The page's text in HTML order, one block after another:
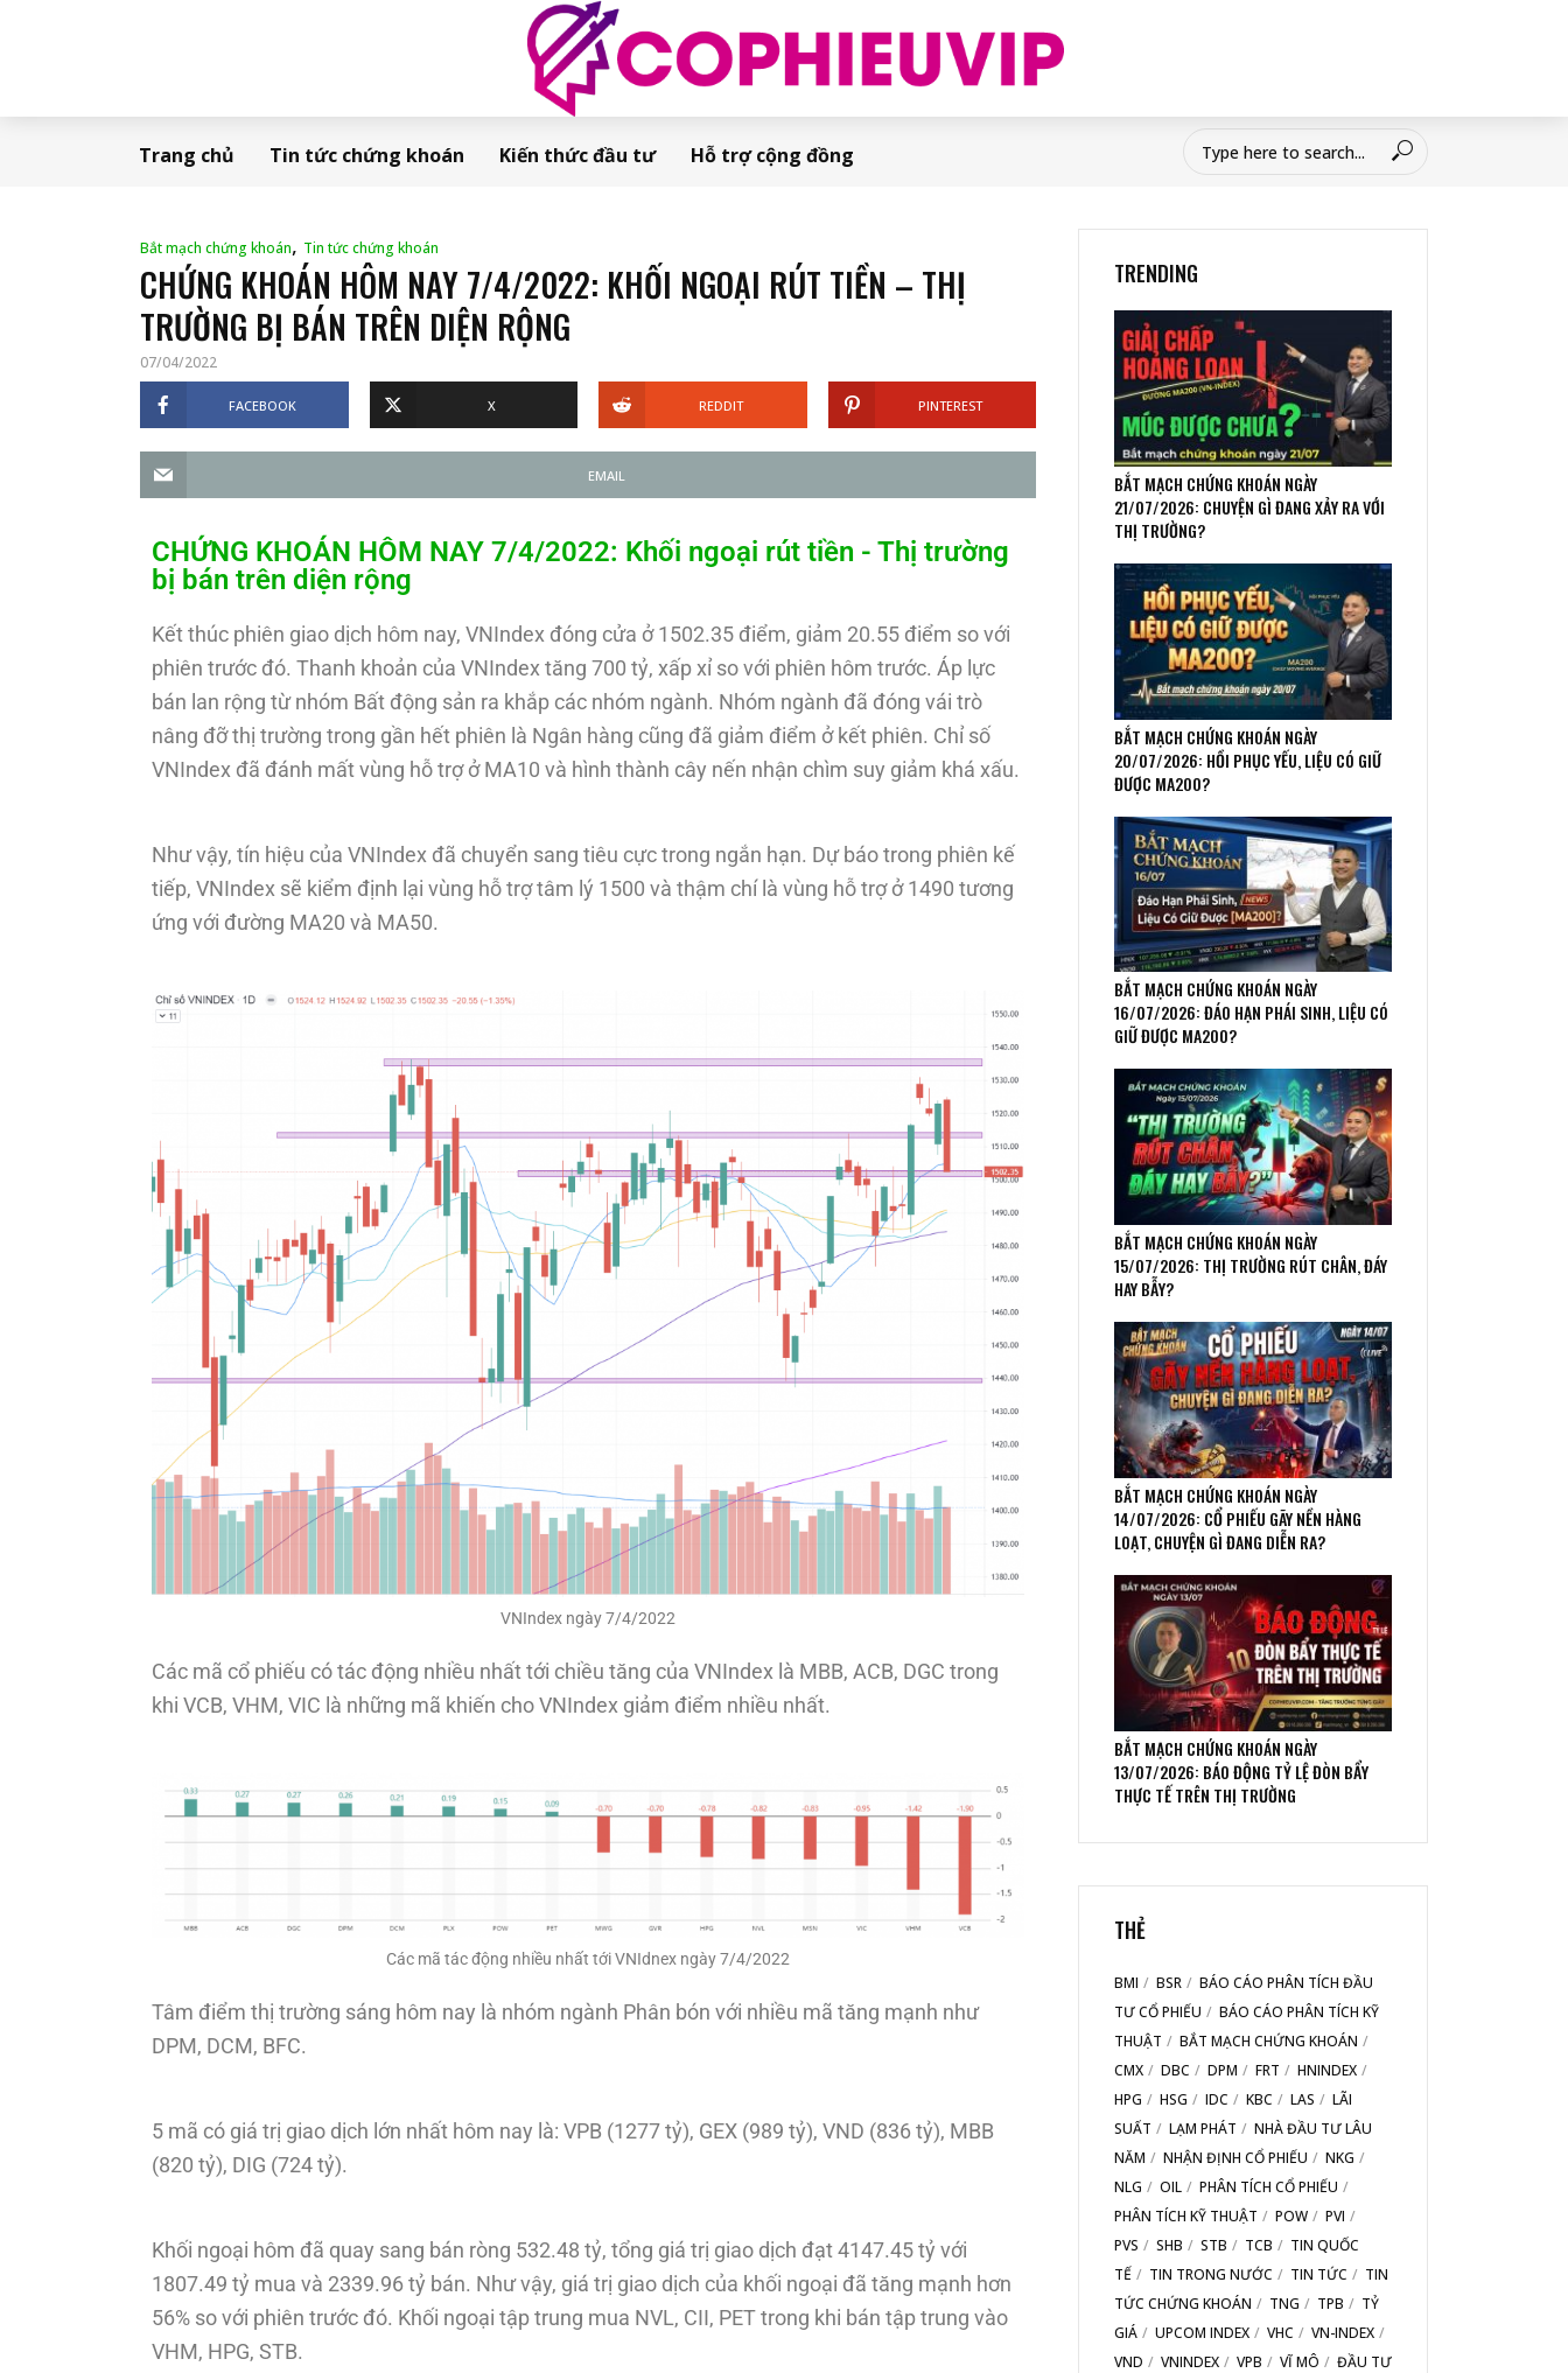
Trang chủ Tin tức chứng khoán Kiến thức đầu tư Hỗ trợ cộng đồng
Bắt mạch chứng khoán, Tin tức chứng khoán
CHỨNG KHOÁN HÔM NAY 7/4/2022: KHỐI NGOẠI RÚT TIỀN – THỊ
TRƯỜNG BỊ BÁN TRÊN DIỆN RỘNG
07/04/2022
FACEBOOK X REDDIT PINTEREST
EMAIL
CHỨNG KHOÁN HÔM NAY 7/4/2022: Khối ngoại rút tiền - Thị trường
bị bán trên diện rộng
Kết thúc phiên giao dịch hôm nay, VNIndex đóng cửa ở 1502.35 điểm, giảm 20.55 điểm so với
phiên trước đó. Thanh khoản của VNIndex tăng 700 tỷ, xấp xỉ so với phiên hôm trước. Áp lực
bán lan rộng từ nhóm Bất động sản ra khắp các nhóm ngành. Nhóm ngành đã đóng vái trò
nâng đỡ thị trường trong gần hết phiên là Ngân hàng cũng đã giảm điểm ở kết phiên. Chỉ số
VNIndex đã đánh mất vùng hỗ trợ ở MA10 và hình thành cây nến nhận chìm suy giảm khá xấu.
Như vậy, tín hiệu của VNIndex đã chuyển sang tiêu cực trong ngắn hạn. Dự báo trong phiên kế
tiếp, VNIndex sẽ kiểm định lại vùng hỗ trợ tâm lý 1500 và thậm chí là vùng hỗ trợ ở 1490 tương
ứng với đường MA20 và MA50.
VNIndex ngày 7/4/2022
Các mã cổ phiếu có tác động nhiều nhất tới chiều tăng của VNIndex là MBB, ACB, DGC trong
khi VCB, VHM, VIC là những mã khiến cho VNIndex giảm điểm nhiều nhất.
Các mã tác động nhiều nhất tới VNIdnex ngày 7/4/2022
Tâm điểm thị trường sáng hôm nay là nhóm ngành Phân bón với nhiều mã tăng mạnh như
DPM, DCM, BFC.
5 mã có giá trị giao dịch lớn nhất hôm nay là: VPB (1277 tỷ), GEX (989 tỷ), VND (836 tỷ), MBB
(820 tỷ), DIG (724 tỷ).
Khối ngoại hôm đã quay sang bán ròng 532.48 tỷ, tổng giá trị giao dịch đạt 4147.45 tỷ với
1807.49 tỷ mua và 2339.96 tỷ bán. Như vậy, giá trị giao dịch của khối ngoại đã tăng mạnh hơn
56% so với phiên trước đó. Khối ngoại tập trung mua NVL, CII, PET trong khi bán tập trung vào
VHM, HPG, STB.
TRENDING
BẮT MẠCH CHỨNG KHOÁN NGÀY
21/07/2026: CHUYỆN GÌ ĐANG XẢY RA VỚI
THỊ TRƯỜNG?
BẮT MẠCH CHỨNG KHOÁN NGÀY
20/07/2026: HỒI PHỤC YẾU, LIỆU CÓ GIỮ
ĐƯỢC MA200?
BẮT MẠCH CHỨNG KHOÁN NGÀY
16/07/2026: ĐÁO HẠN PHÁI SINH, LIỆU CÓ
GIỮ ĐƯỢC MA200?
BẮT MẠCH CHỨNG KHOÁN NGÀY
15/07/2026: THỊ TRƯỜNG RÚT CHÂN, ĐÁY
HAY BẪY?
BẮT MẠCH CHỨNG KHOÁN NGÀY
14/07/2026: CỔ PHIẾU GÃY NỀN HÀNG
LOẠT, CHUYỆN GÌ ĐANG DIỄN RA?
BẮT MẠCH CHỨNG KHOÁN NGÀY
13/07/2026: BÁO ĐỘNG TỶ LỆ ĐÒN BẨY
THỰC TẾ TRÊN THỊ TRƯỜNG
THẺ
BMI BSR
BÁO CÁO PHÂN TÍCH ĐẦU
TƯ CỔ PHIẾU
BÁO CÁO PHÂN TÍCH KỸ
THUẬT
BẮT MẠCH CHỨNG KHOÁN
CMX
DBC DPM FRT
HNINDEX
HPG
HSG IDC KBC LAS
LÃI
SUẤT
LẠM PHÁT
NHÀ ĐẦU TƯ LÂU
NĂM
NHẬN ĐỊNH CỔ PHIẾU
NKG
NLG
OIL
PHÂN TÍCH CỔ PHIẾU
PHÂN TÍCH KỸ THUẬT
POW
PVI
PVS
SHB STB TCB
TIN QUỐC
TẾ
TIN TRONG NƯỚC TIN TỨC
TIN
TỨC CHỨNG KHOÁN
TNG TPB
TỶ
GIÁ
UPCOM INDEX VHC
VN-INDEX
VND
VNINDEX VPB VĨ MÔ
ĐẦU TƯ